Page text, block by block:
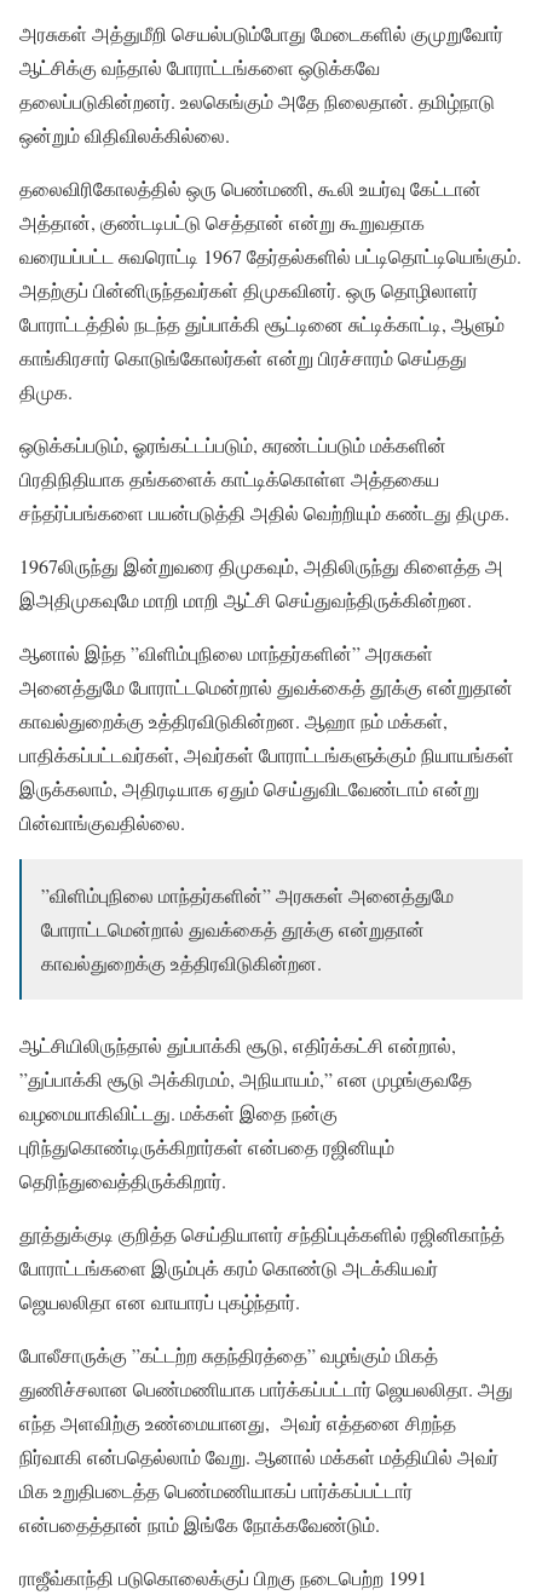
அரசுகள் அத்துமீறி செயல்படும்போது மேடைகளில் குமுறுவோர்
ஆட்சிக்கு வந்தால் போராட்டங்களை ஒடுக்கவே
தலைப்படுகின்றனர். உலகெங்கும் அதே நிலைதான். தமிழ்நாடு
ஒன்றும் விதிவிலக்கில்லை.
தலைவிரிகோலத்தில் ஒரு பெண்மணி, கூலி உயர்வு கேட்டான்
அத்தான், குண்டடிபட்டு செத்தான் என்று கூறுவதாக
வரையப்பட்ட சுவரொட்டி 1967 தேர்தல்களில் பட்டிதொட்டியெங்கும்.
அதற்குப் பின்னிருந்தவர்கள் திமுகவினர். ஒரு தொழிலாளர்
போராட்டத்தில் நடந்த துப்பாக்கி சூட்டினை சுட்டிக்காட்டி, ஆளும்
காங்கிரசார் கொடுங்கோலர்கள் என்று பிரச்சாரம் செய்தது
திமுக.
ஒடுக்கப்படும், ஓரங்கட்டப்படும், சுரண்டப்படும் மக்களின்
பிரதிநிதியாக தங்களைக் காட்டிக்கொள்ள அத்தகைய
சந்தர்ப்பங்களை பயன்படுத்தி அதில் வெற்றியும் கண்டது திமுக.
1967லிருந்து இன்றுவரை திமுகவும், அதிலிருந்து கிளைத்த அ
இஅதிமுகவுமே மாறி மாறி ஆட்சி செய்துவந்திருக்கின்றன.
ஆனால் இந்த ”விளிம்புநிலை மாந்தர்களின்” அரசுகள்
அனைத்துமே போராட்டமென்றால் துவக்கைத் தூக்கு என்றுதான்
காவல்துறைக்கு உத்திரவிடுகின்றன. ஆஹா நம் மக்கள்,
பாதிக்கப்பட்டவர்கள், அவர்கள் போராட்டங்களுக்கும் நியாயங்கள்
இருக்கலாம், அதிரடியாக ஏதும் செய்துவிடவேண்டாம் என்று
பின்வாங்குவதில்லை.
”விளிம்புநிலை மாந்தர்களின்” அரசுகள் அனைத்துமே
போராட்டமென்றால் துவக்கைத் தூக்கு என்றுதான்
காவல்துறைக்கு உத்திரவிடுகின்றன.
ஆட்சியிலிருந்தால் துப்பாக்கி சூடு, எதிர்க்கட்சி என்றால்,
”துப்பாக்கி சூடு அக்கிரமம், அநியாயம்,” என முழங்குவதே
வழமையாகிவிட்டது. மக்கள் இதை நன்கு
புரிந்துகொண்டிருக்கிறார்கள் என்பதை ரஜினியும்
தெரிந்துவைத்திருக்கிறார்.
தூத்துக்குடி குறித்த செய்தியாளர் சந்திப்புக்களில் ரஜினிகாந்த்
போராட்டங்களை இரும்புக் கரம் கொண்டு அடக்கியவர்
ஜெயலலிதா என வாயாரப் புகழ்ந்தார்.
போலீசாருக்கு ”கட்டற்ற சுதந்திரத்தை” வழங்கும் மிகத்
துணிச்சலான பெண்மணியாக பார்க்கப்பட்டார் ஜெயலலிதா. அது
எந்த அளவிற்கு உண்மையானது, அவர் எத்தனை சிறந்த
நிர்வாகி என்பதெல்லாம் வேறு. ஆனால் மக்கள் மத்தியில் அவர்
மிக உறுதிபடைத்த பெண்மணியாகப் பார்க்கப்பட்டார்
என்பதைத்தான் நாம் இங்கே நோக்கவேண்டும்.
ராஜீவ்காந்தி படுகொலைக்குப் பிறகு நடைபெற்ற 1991